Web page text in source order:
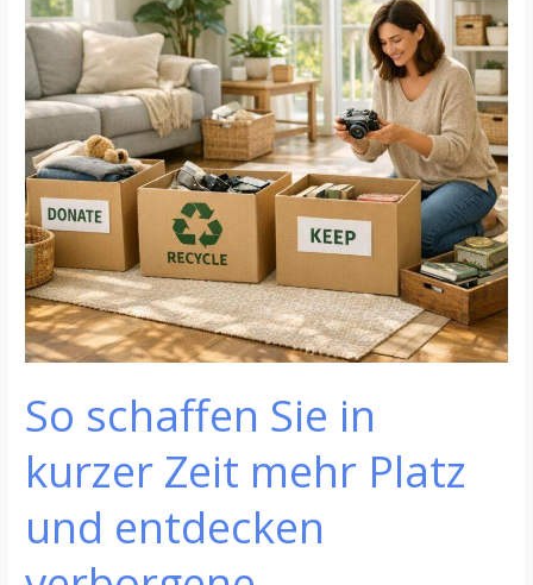
So schaffen Sie in
kurzer Zeit mehr Platz
und entdecken
kurzer
Zeit
mehr
Platz
entdecken
verborgene
Wertgegenstände
–
Tipps
für
nachhaltige
Entrümpelung